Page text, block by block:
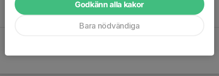
Välkomna till årets upplaga av Sandaredspokalen!
17 mar, 08:00 0
Godkänn alla kakor
Bara nödvändiga